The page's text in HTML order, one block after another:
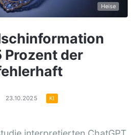
Heise
Prozent der
23.10.2025 KI